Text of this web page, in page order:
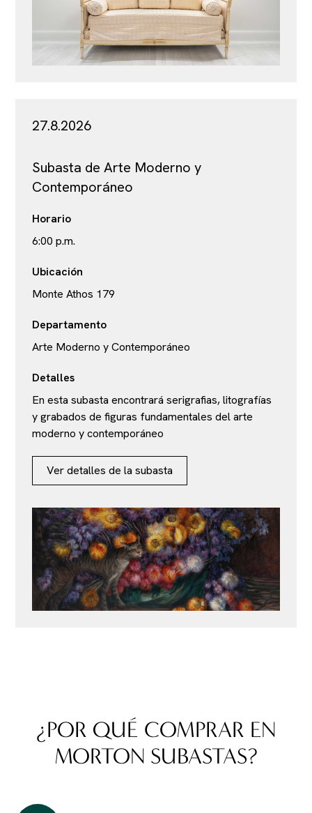
27.8.2026
Subasta de Arte Moderno y
Contemporáneo
Horario
6:00 p.m.
Ubicación
Monte Athos 179
Departamento
Arte Moderno y Contemporáneo
Detalles
En esta subasta encontrará serigrafias, litografías
y grabados de figuras fundamentales del arte
moderno y contemporáneo
Ver detalles de la subasta
¿POR QUÉ COMPRAR EN
MORTON SUBASTAS?